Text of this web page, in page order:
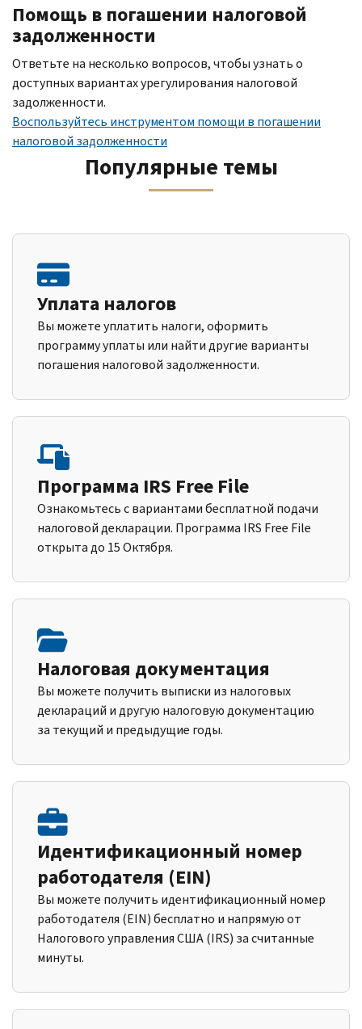
Помощь в погашении налоговой
задолженности
Ответьте на несколько вопросов, чтобы узнать о
доступных вариантах урегулирования налоговой
задолженности.
Воспользуйтесь инструментом помощи в погашении
налоговой задолженности
Популярные темы
Уплата налогов
Вы можете уплатить налоги, оформить
программу уплаты или найти другие варианты
погашения налоговой задолженности.
Программа IRS Free File
Ознакомьтесь с вариантами бесплатной подачи
налоговой декларации. Программа IRS Free File
открыта до 15 Октября.
Налоговая документация
Вы можете получить выписки из налоговых
деклараций и другую налоговую документацию
за текущий и предыдущие годы.
Идентификационный номер
работодателя (EIN)
Вы можете получить идентификационный номер
работодателя (EIN) бесплатно и напрямую от
Налогового управления США (IRS) за считанные
минуты.